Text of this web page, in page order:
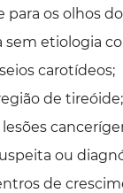
os olhos
sem etiologia
carotídeos;
de tireóide;
ou
de